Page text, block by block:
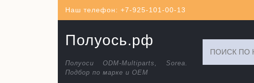
Наш телефон: +7-925-101-00-13
Полуось.рф
Полуоси ODM-Multiparts, Sorea.
Подбор по марке и ОЕМ